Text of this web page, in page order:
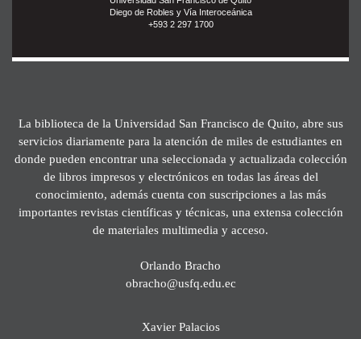
Diego de Robles y Vía Interoceánica
+593 2 297 1700
La biblioteca de la Universidad San Francisco de Quito, abre sus
servicios diariamente para la atención de miles de estudiantes en
donde pueden encontrar una seleccionada y actualizada colección
de libros impresos y electrónicos en todas las áreas del
conocimiento, además cuenta con suscripciones a las más
importantes revistas científicas y técnicas, una extensa colección
de materiales multimedia y acceso.
Orlando Bracho
obracho@usfq.edu.ec
Xavier Palacios